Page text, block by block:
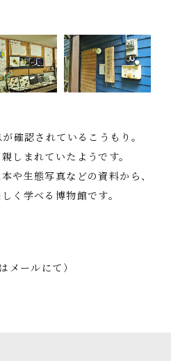
確認されているこうもり。
しまれていたようです。
や生態写真などの資料から、
く学べる博物館です。
ールにて）